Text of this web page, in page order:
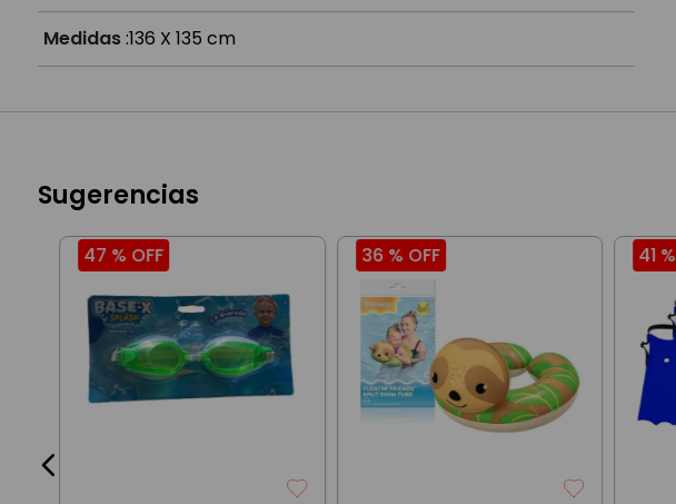
Medidas:136 X 135 cm
Sugerencias
47 % OFF 36 % OFF 41 %